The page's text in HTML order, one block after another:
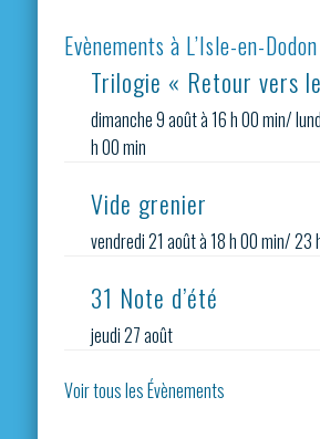
Evènements à L’Isle-en-Dodon
Trilogie « Retour vers
dimanche 9 août à 16 h 00 min/
h 00 min
Vide grenier
vendredi 21 août à 18 h 00 min/23
31 Note d’été
jeudi 27 août
Voir tous les Évènements